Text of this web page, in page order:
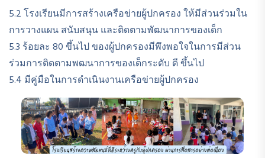
5.2 โรงเรียนมีการสร้างเครือข่ายผู้ปกครอง ให้มีส่วนร่วมใน
การวางแผน สนับสนุน และติดตามพัฒนาการของเด็ก
5.3 ร้อยละ 80 ขึ้นไป ของผู้ปกครองมีพึงพอใจในการมีส่วน
ร่วมการติดตามพฒนาการของเด็กระดับ ดี ขึ้นไป
5.4 มีคู่มือในการดำเนินงานเครือข่ายผู้ปกครอง